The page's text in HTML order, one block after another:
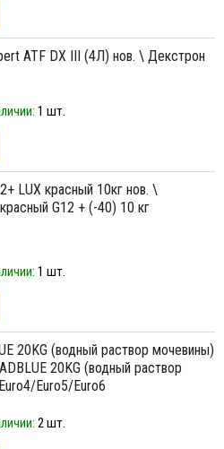
1 шт.
G12 + (-40) 10 кг
1 шт.
20KG (водный раствор
Euro5/Euro6
2 шт.